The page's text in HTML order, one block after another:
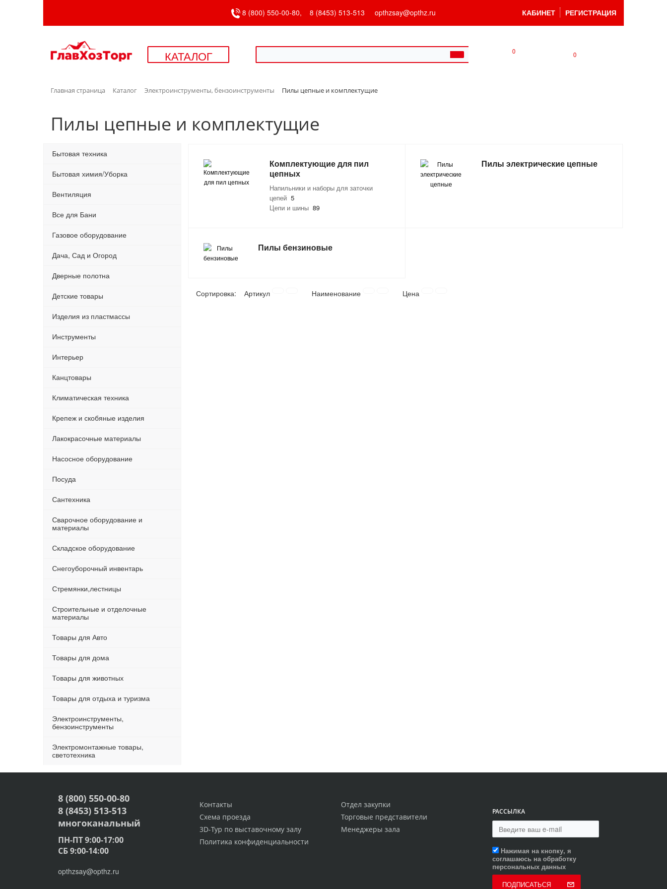
8 (800) 550-00-80, 8 (8453) 513-513 opthzsay@opthz.ru КАБИНЕТ РЕГИСТРАЦИЯ
КАТАЛОГ 0 0
Главная страница Каталог Электроинструменты, бензоинструменты Пилы цепные и комплектущие
Пилы цепные и комплектущие
Бытовая техника
Бытовая химия/Уборка
Вентиляция
Все для Бани
Газовое оборудование
Дача, Сад и Огород
Дверные полотна
Детские товары
Изделия из пластмассы
Инструменты
Интерьер
Канцтовары
Климатическая техника
Крепеж и скобяные изделия
Лакокрасочные материалы
Насосное оборудование
Посуда
Сантехника
Сварочное оборудование и
материалы
Складское оборудование
Снегоуборочный инвентарь
Стремянки,лестницы
Строительные и отделочные
материалы
Товары для Авто
Товары для дома
Товары для животных
Товары для отдыха и туризма
Электроинструменты,
бензоинструменты
Электромонтажные товары,
светотехника
Комплектующие для пил
цепных
Напильники и наборы для заточки
цепей 5
Цепи и шины 89
Пилы электрические цепные
Пилы бензиновые
Сортировка: Артикул Наименование Цена
Отдел закупки
Торговые представители
Менеджеры зала
Контакты
Схема проезда
3D-Тур по выставочному залу
Политика конфиденциальности
РАССЫЛКА
Нажимая на кнопку, я
соглашаюсь на обработку
персональных данных
ПОДПИСАТЬСЯ
8 (800) 550-00-80
8 (8453) 513-513
многоканальный
ПН-ПТ 9:00-17:00
СБ 9:00-14:00
opthzsay@opthz.ru